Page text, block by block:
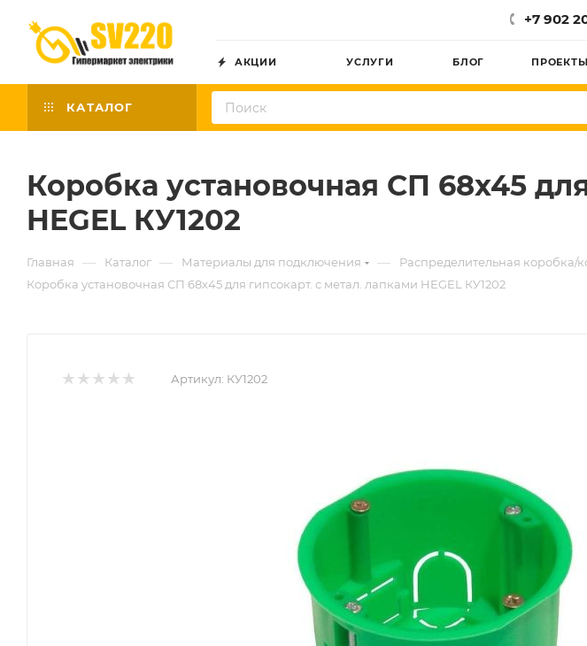
+7 902
АКЦИИ УСЛУГИ БЛОГ ПРОЕКТЫ
КАТАЛОГ
Коробка установочная СП 68х45
HEGEL КУ1202
Главная — Каталог — Материалы для подключения — Распределительная коробка/
Коробка установочная СП 68х45 для гипсокарт. с метал. лапками HEGEL КУ1202
Артикул: КУ1202